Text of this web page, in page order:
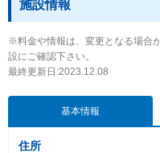
施設情報
※料金や情報は、変更となる場合
設にご確認下さい。
最終更新日:2023.12.08
基本情報
住所